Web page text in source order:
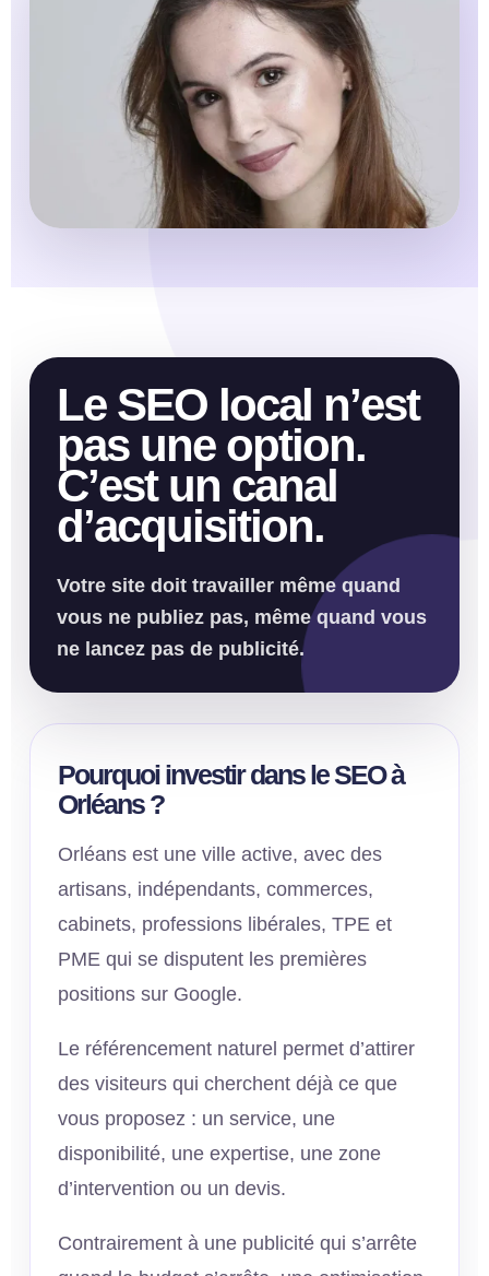
Le SEO local n’est
pas une option.
C’est un canal
d’acquisition.
Votre site doit travailler même quand
vous ne publiez pas, même quand vous
ne lancez pas de publicité.
Pourquoi investir dans le SEO à
Orléans ?
Orléans est une ville active, avec des
artisans, indépendants, commerces,
cabinets, professions libérales, TPE et
PME qui se disputent les premières
positions sur Google.
Le référencement naturel permet d’attirer
des visiteurs qui cherchent déjà ce que
vous proposez : un service, une
disponibilité, une expertise, une zone
d’intervention ou un devis.
Contrairement à une publicité qui s’arrête